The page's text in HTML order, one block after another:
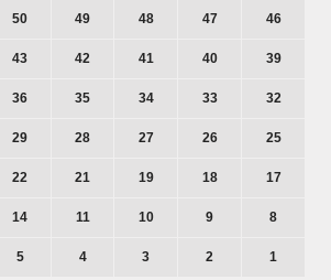
50 49 48 47 46
43 42 41 40 39
36 35 34 33 32
29 28 27 26 25
22 21 19 18 17
14 11 10 9 8
5 4 3 2 1